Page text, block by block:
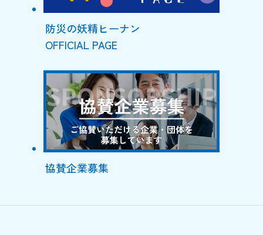
防災の妖精ヒーナン
OFFICIAL PAGE
協賛企業募集